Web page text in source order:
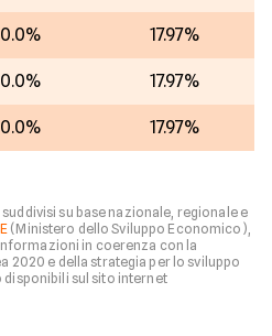
17.97%
17.97%
17.97%
su base nazionale, regionale e
(Ministero dello Sviluppo Economico),
in coerenza con la
2020 e della strategia per lo sviluppo
disponibili sul sito internet